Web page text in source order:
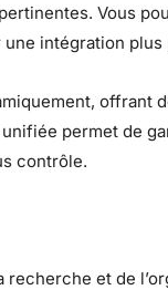
Vous
intégration plus
offrant
permet de
contrôle.
et de